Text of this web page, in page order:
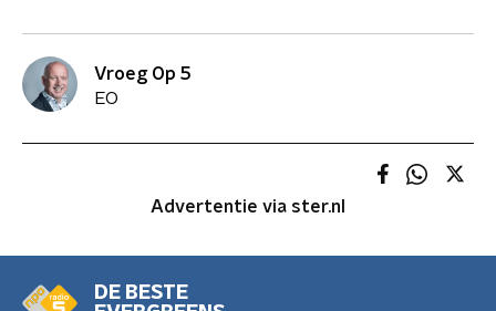
Vroeg Op 5
EO
Advertentie via ster.nl
DE BESTE